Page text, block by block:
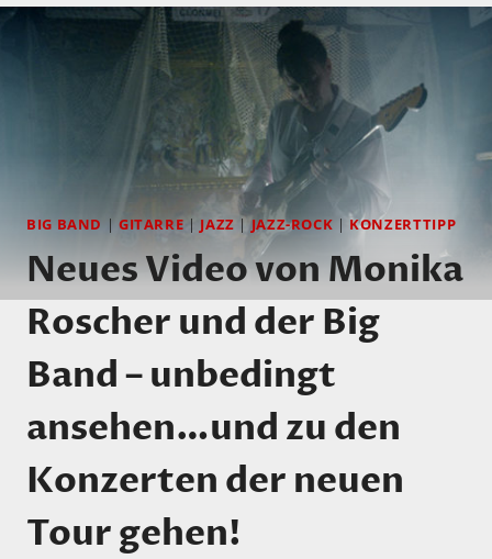
BIG BAND | GITARRE| JAZZ | JAZZ-ROCK | KONZERTTIPP
Neues Video von Monika
Roscher und der Big
Band – unbedingt
ansehen…und zu den
Konzerten der neuen
Tour gehen!